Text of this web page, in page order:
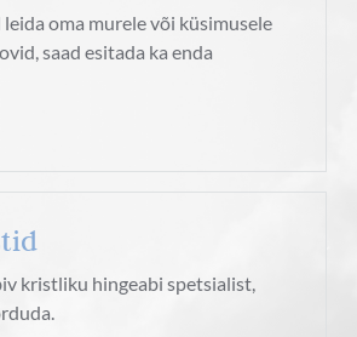
oma murele või küsimusele
saad esitada ka enda
kristliku hingeabi spetsialist,